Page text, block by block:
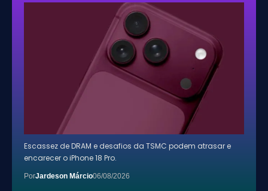
Escassez de DRAM e desafios da TSMC podem atrasar e
encarecer o iPhone 18 Pro.
PorJardeson Márcio06/08/2026